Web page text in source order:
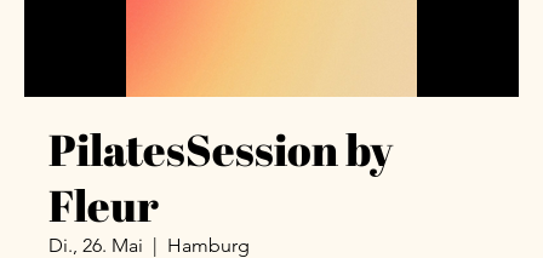
PilatesSession by
Fleur
Di., 26. Mai
  |
Hamburg